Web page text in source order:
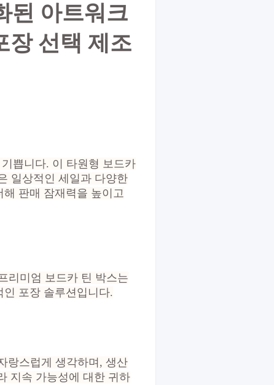
된 아트워크
장 선택 제조
쁩니다. 이 타원형 보드카
일상적인 세일과 다양한
판매 잠재력을 높이고
리미엄 보드카 틴 박스는
포장 솔루션입니다.
랑스럽게 생각하며, 생산
지속 가능성에 대한 귀하